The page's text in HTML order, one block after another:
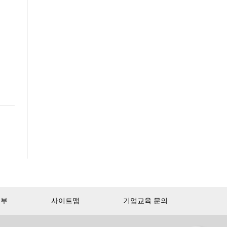
사이트맵 기업교육 문의